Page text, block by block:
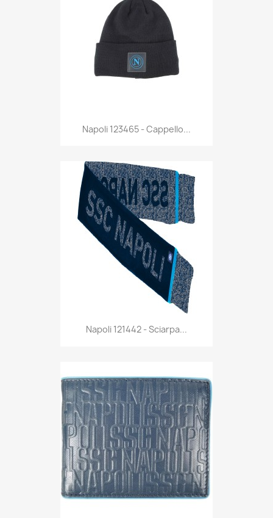
Anteprima
Napoli 123465 - Cappello...
Anteprima
Napoli 121442 - Sciarpa...